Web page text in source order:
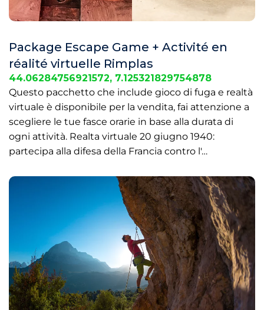
Package Escape Game + Activité en
réalité virtuelle Rimplas
44.06284756921572, 7.125321829754878
Questo pacchetto che include gioco di fuga e realtà
virtuale è disponibile per la vendita, fai attenzione a
scegliere le tue fasce orarie in base alla durata di
ogni attività. Realta virtuale 20 giugno 1940:
partecipa alla difesa della Francia contro l'…